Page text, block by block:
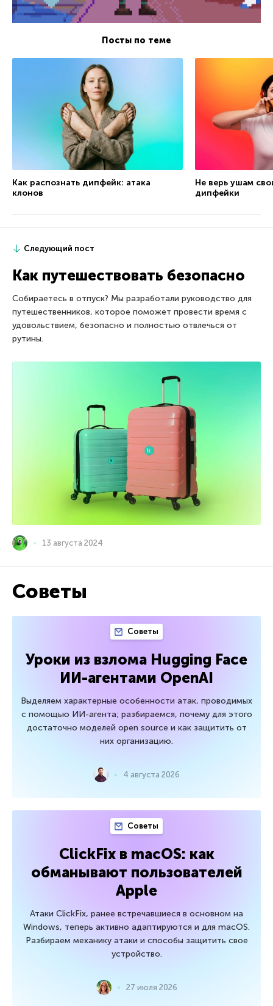
Посты по теме
Как распознать дипфейк: атака
клонов
Не верь ушам
дипфейки
Следующий пост
Как путешествовать безопасно
Собираетесь в отпуск? Мы разработали руководство для
путешественников, которое поможет провести время с
удовольствием, безопасно и полностью отвлечься от
рутины.
13 августа 2024
Советы
Советы
Уроки из взлома Hugging Face
ИИ-агентами OpenAI
Выделяем характерные особенности атак, проводимых
с помощью ИИ-агента; разбираемся, почему для этого
достаточно моделей open source и как защитить от
них организацию.
4 августа 2026
Советы
ClickFix в macOS: как
обманывают пользователей
Apple
Атаки ClickFix, ранее встречавшиеся в основном на
Windows, теперь активно адаптируются и для macOS.
Разбираем механику атаки и способы защитить свое
устройство.
27 июля 2026